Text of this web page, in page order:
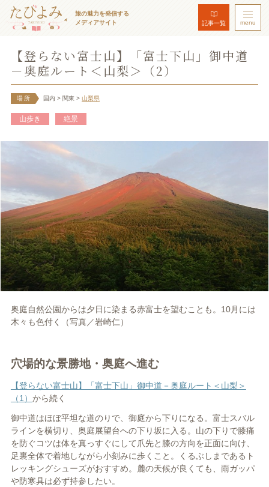
旅の魅力を発信する
メディアサイト
記事一覧 menu
【登らない富士山】「富士下山」御中道
－奥庭ルート＜山梨＞（2）
場所 国内 > 関東 > 山梨県
山歩き 絶景
奥庭自然公園からは夕日に染まる赤富士を望むことも。10月には
木々も色付く（写真／岩崎仁）
穴場的な景勝地・奥庭へ進む
【登らない富士山】「富士下山」御中道－奥庭ルート＜山梨＞
（1） から続く
御中道はほぼ平坦な道のりで、御庭から下りになる。富士スバル
ラインを横切り、奥庭展望台への下り坂に入る。山の下りで膝痛
を防ぐコツは体を真っすぐにして爪先と膝の方向を正面に向け、
足裏全体で着地しながら小刻みに歩くこと。くるぶしまであるト
レッキングシューズがおすすめ。麓の天候が良くても、雨ガッパ
や防寒具は必ず持参したい。